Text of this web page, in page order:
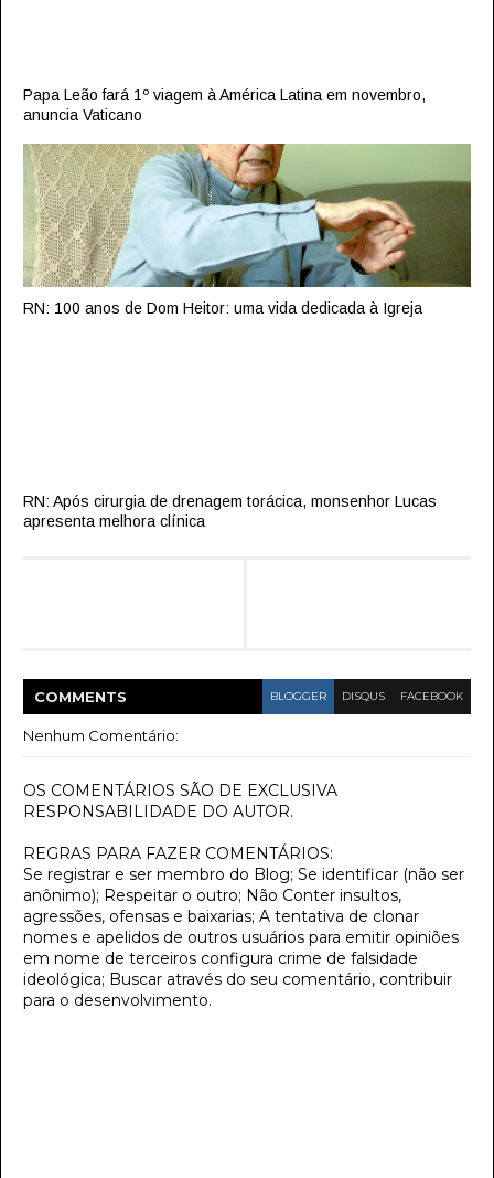
Papa Leão fará 1º viagem à América Latina em novembro,
anuncia Vaticano
RN: 100 anos de Dom Heitor: uma vida dedicada à Igreja
RN: Após cirurgia de drenagem torácica, monsenhor Lucas
apresenta melhora clínica
COMMENTS BLOGGER DISQUS FACEBOOK
Nenhum Comentário:
OS COMENTÁRIOS SÃO DE EXCLUSIVA
RESPONSABILIDADE DO AUTOR.
REGRAS PARA FAZER COMENTÁRIOS:
Se registrar e ser membro do Blog; Se identificar (não ser
anônimo); Respeitar o outro; Não Conter insultos,
agressões, ofensas e baixarias; A tentativa de clonar
nomes e apelidos de outros usuários para emitir opiniões
em nome de terceiros configura crime de falsidade
ideológica; Buscar através do seu comentário, contribuir
para o desenvolvimento.